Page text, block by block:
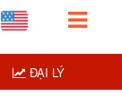
ĐẠI LÝ